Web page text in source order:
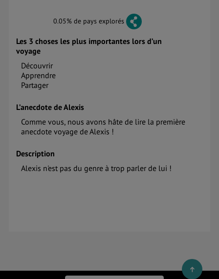
0.05% de pays explorés
Les 3 choses les plus importantes lors d’un
voyage
Découvrir
Apprendre
Partager
L’anecdote de Alexis
Comme vous, nous avons hâte de lire la première
anecdote voyage de Alexis !
Description
Alexis n'est pas du genre à trop parler de lui !